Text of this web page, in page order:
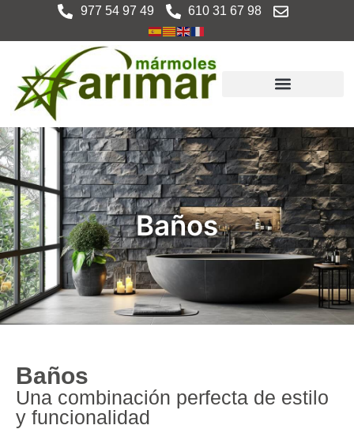
977 54 97 49 610 31 67 98
Baños
Baños
Una combinación perfecta de estilo
y funcionalidad